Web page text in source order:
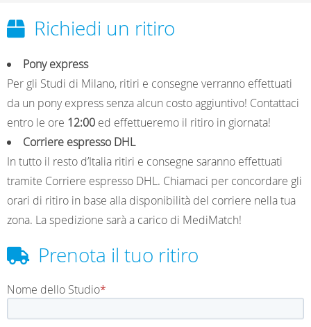
a
c
e
b
o
o
n
s
t
a
g
r
i
n
k
e
d
I
Richiedi un ritiro
Pony express
Per gli Studi di Milano, ritiri e consegne verranno effettuati
da un pony express senza alcun costo aggiuntivo! Contattaci
entro le ore 12:00 ed effettueremo il ritiro in giornata!
Corriere espresso DHL
In tutto il resto d’Italia ritiri e consegne saranno effettuati
tramite Corriere espresso DHL. Chiamaci per concordare gli
orari di ritiro in base alla disponibilità del corriere nella tua
zona. La spedizione sarà a carico di MediMatch!
Prenota il tuo ritiro
Nome dello Studio